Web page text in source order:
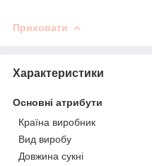
Приховати
Характеристики
Основні атрибути
Країна виробник
Вид виробу
Довжина сукні